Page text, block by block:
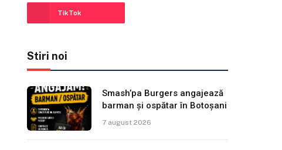
TikTok
Stiri noi
Smash’pa Burgers angajează
barman și ospătar în Botoșani
7 august 2026